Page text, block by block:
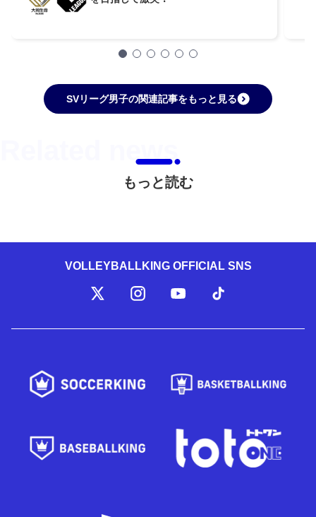
SVリーグ男子の関連記事をもっと見る
もっと読む
VOLLEYBALLKING OFFICIAL SNS